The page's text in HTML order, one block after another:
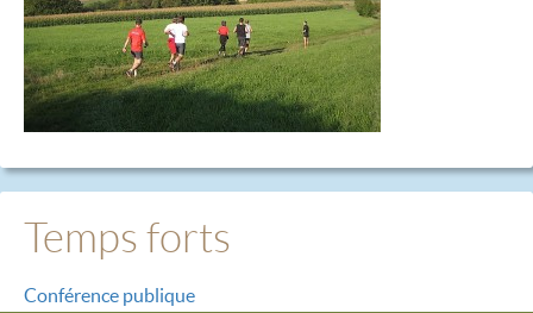
Temps forts
Conférence publique